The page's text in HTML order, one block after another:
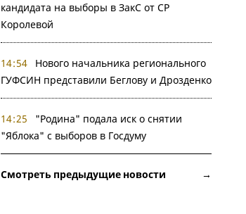
кандидата на выборы в ЗакС от СР
Королевой
14:54
Нового начальника регионального
ГУФСИН представили Беглову и Дрозденко
14:25
"Родина" подала иск о снятии
"Яблока" с выборов в Госдуму
Смотреть предыдущие новости →